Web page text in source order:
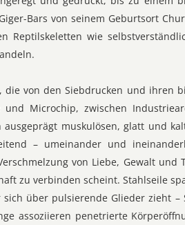
Bars von seinem Geburtsort
Reptilskeletten wie
von den Siebdrucken und ihren
Microchip, zwischen
muskulösen, glatt und
– umeinander und
von Liebe, Gewalt
zu verbinden scheint. Stahlseile
über pulsierende Glieder zieht –
assoziieren penetrierte